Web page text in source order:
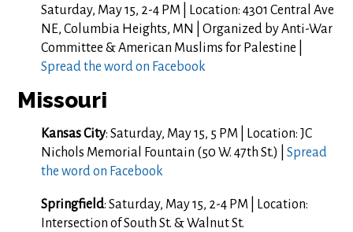
Saturday, May 15, 2-4 PM | Location: 4301 Central Ave
NE, Columbia Heights, MN | Organized by Anti-War
Committee & American Muslims for Palestine |
Spread the word on Facebook
Missouri
Kansas City: Saturday, May 15, 5 PM | Location: JC
Nichols Memorial Fountain (50 W. 47th St.) |Spread
the word on Facebook
Springfield: Saturday, May 15, 2-4 PM | Location:
Intersection of South St. & Walnut St.